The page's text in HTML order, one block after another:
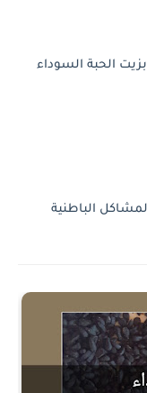
الحبة السوداء
الباطنية